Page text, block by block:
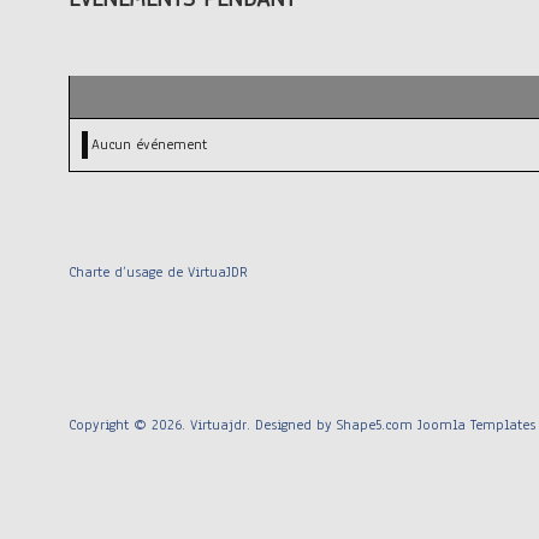
Aucun événement
Charte d’usage de VirtuaJDR
Copyright © 2026. Virtuajdr. Designed by Shape5.com Joomla Templates